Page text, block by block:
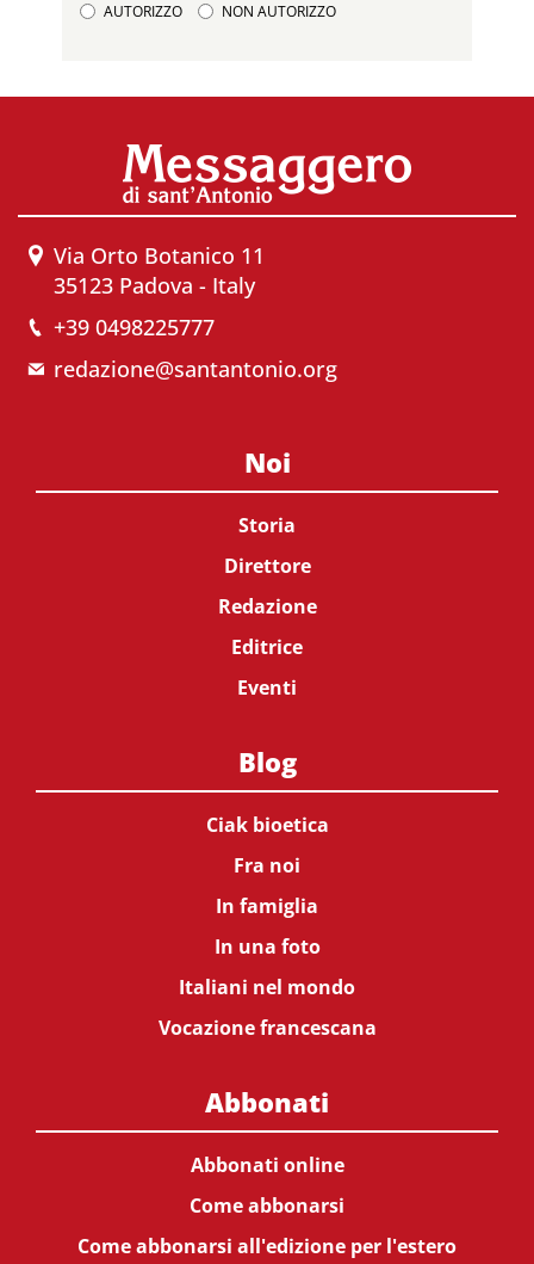
AUTORIZZO NON AUTORIZZO
Via Orto Botanico 11
35123 Padova - Italy
+39 0498225777
redazione@santantonio.org
Noi
Storia
Direttore
Redazione
Editrice
Eventi
Blog
Ciak bioetica
Fra noi
In famiglia
In una foto
Italiani nel mondo
Vocazione francescana
Abbonati
Abbonati online
Come abbonarsi
Come abbonarsi all'edizione per l'estero